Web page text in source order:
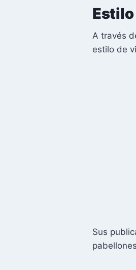
A través
estilo de
Sus